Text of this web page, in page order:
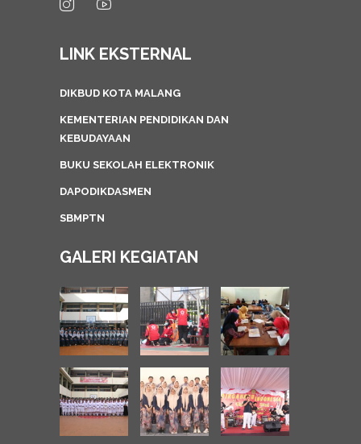
LINK EKSTERNAL
DIKBUD KOTA MALANG
KEMENTERIAN PENDIDIKAN DAN
KEBUDAYAAN
BUKU SEKOLAH ELEKTRONIK
DAPODIKDASMEN
SBMPTN
GALERI KEGIATAN